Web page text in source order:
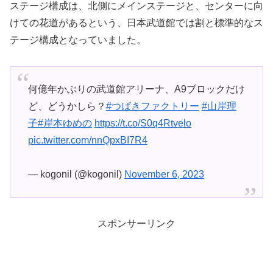
ステージ構成は、北側にメインステージと、センターに向
けての花道があるという、日本武道館では割と標準的なス
テージ構成となっていました。
何億年かぶりの武道館アリーナ、A9ブロックだけ
ど、どうかしら？ #つばきファクトリー #山岸理
子#岸本ゆめの https://t.co/S0q4Rtvelo
pic.twitter.com/nnQpxBI7R4
— kogonil (@kogonil) November 6, 2023
スポンサーリンク